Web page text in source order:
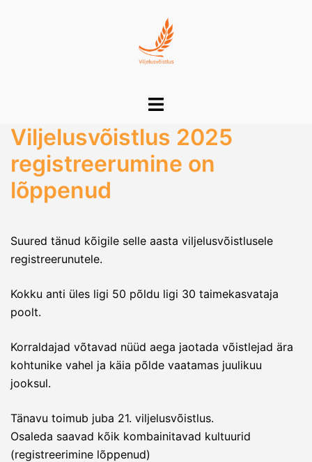
Toggle
Viljelusvõistlus 2025
registreerumine on
lõppenud
Suured tänud kõigile selle aasta viljelusvõistlusele
registreerunutele.
Kokku anti üles ligi 50 põldu ligi 30 taimekasvataja
poolt.
Korraldajad võtavad nüüd aega jaotada võistlejad ära
kohtunike vahel ja käia põlde vaatamas juulikuu
jooksul.
Tänavu toimub juba 21. viljelusvõistlus.
Osaleda saavad kõik kombainitavad kultuurid
(registreerimine lõppenud)